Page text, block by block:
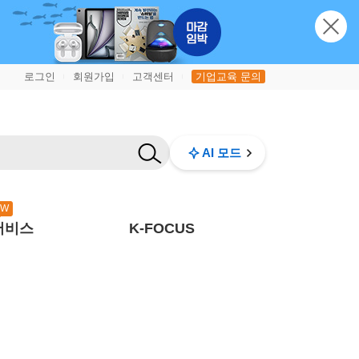
로그인 회원가입 고객센터 기업교육 문의
AI 모드
비스 K-FOCUS